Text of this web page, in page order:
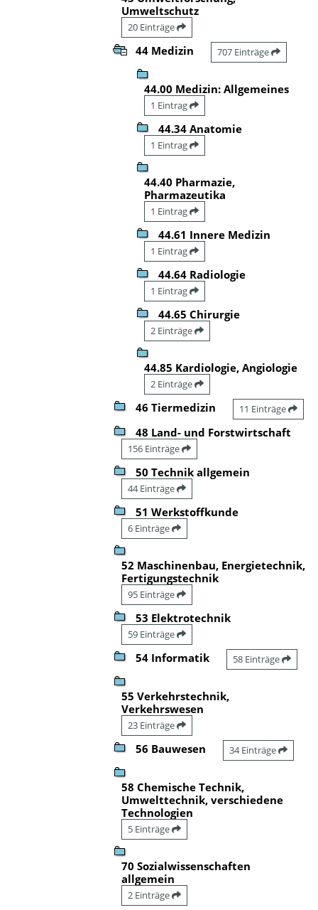
Umweltschutz
20 Einträge
44 Medizin 707 Einträge
44.00 Medizin: Allgemeines
1 Eintrag
44.34 Anatomie
1 Eintrag
44.40 Pharmazie,
Pharmazeutika
1 Eintrag
44.61 Innere Medizin
1 Eintrag
44.64 Radiologie
1 Eintrag
44.65 Chirurgie
2 Einträge
44.85 Kardiologie, Angiologie
2 Einträge
46 Tiermedizin 11 Einträge
48 Land- und Forstwirtschaft
156 Einträge
50 Technik allgemein
44 Einträge
51 Werkstoffkunde
6 Einträge
52 Maschinenbau, Energietechnik,
Fertigungstechnik
95 Einträge
53 Elektrotechnik
59 Einträge
54 Informatik 58 Einträge
55 Verkehrstechnik,
Verkehrswesen
23 Einträge
56 Bauwesen 34 Einträge
58 Chemische Technik,
Umwelttechnik, verschiedene
Technologien
5 Einträge
70 Sozialwissenschaften
allgemein
2 Einträge